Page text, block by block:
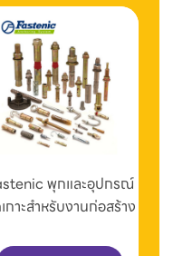
พุกและอุปกรณ์
กาะสำหรับงานก่อสร้าง